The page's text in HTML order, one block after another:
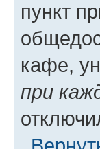
пункт
кафе,
при